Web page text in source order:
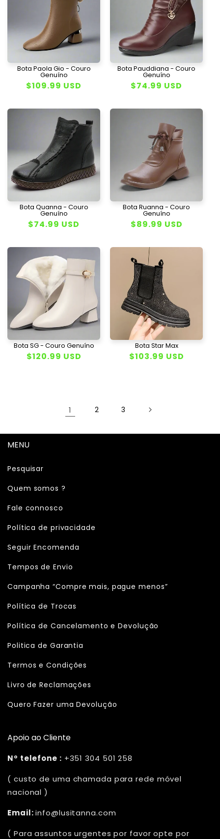
Bota Paola Gio - Couro
Genuíno
Preço
$109.99 USD
Bota Pauddiana - Couro
Genuíno
Preço
$74.99 USD
Bota Quanna - Couro
Genuíno
Preço
$74.99 USD
Bota Ruanna - Couro
Genuíno
Preço
$89.99 USD
Bota SG - Couro Genuíno
Preço
$120.99 USD
Bota Star Max
Preço
$103.99 USD
1 2 3
MENU
Pesquisar
Quem somos ?
Fale connosco
Política de privacidade
Seguir Encomenda
Tempos de Envio
Campanha “Compre mais, pague menos”
Política de Trocas
Política de Cancelamento e Devolução
Politica de Garantia
Termos e Condições
Livro de Reclamações
Quero Fazer uma Devolução
Apoio ao Cliente
Nº telefone : +351 304 501 258
( custo de uma chamada para rede móvel
nacional )
Email:info@lusitanna.com
( Para assuntos urgentes por favor opte por